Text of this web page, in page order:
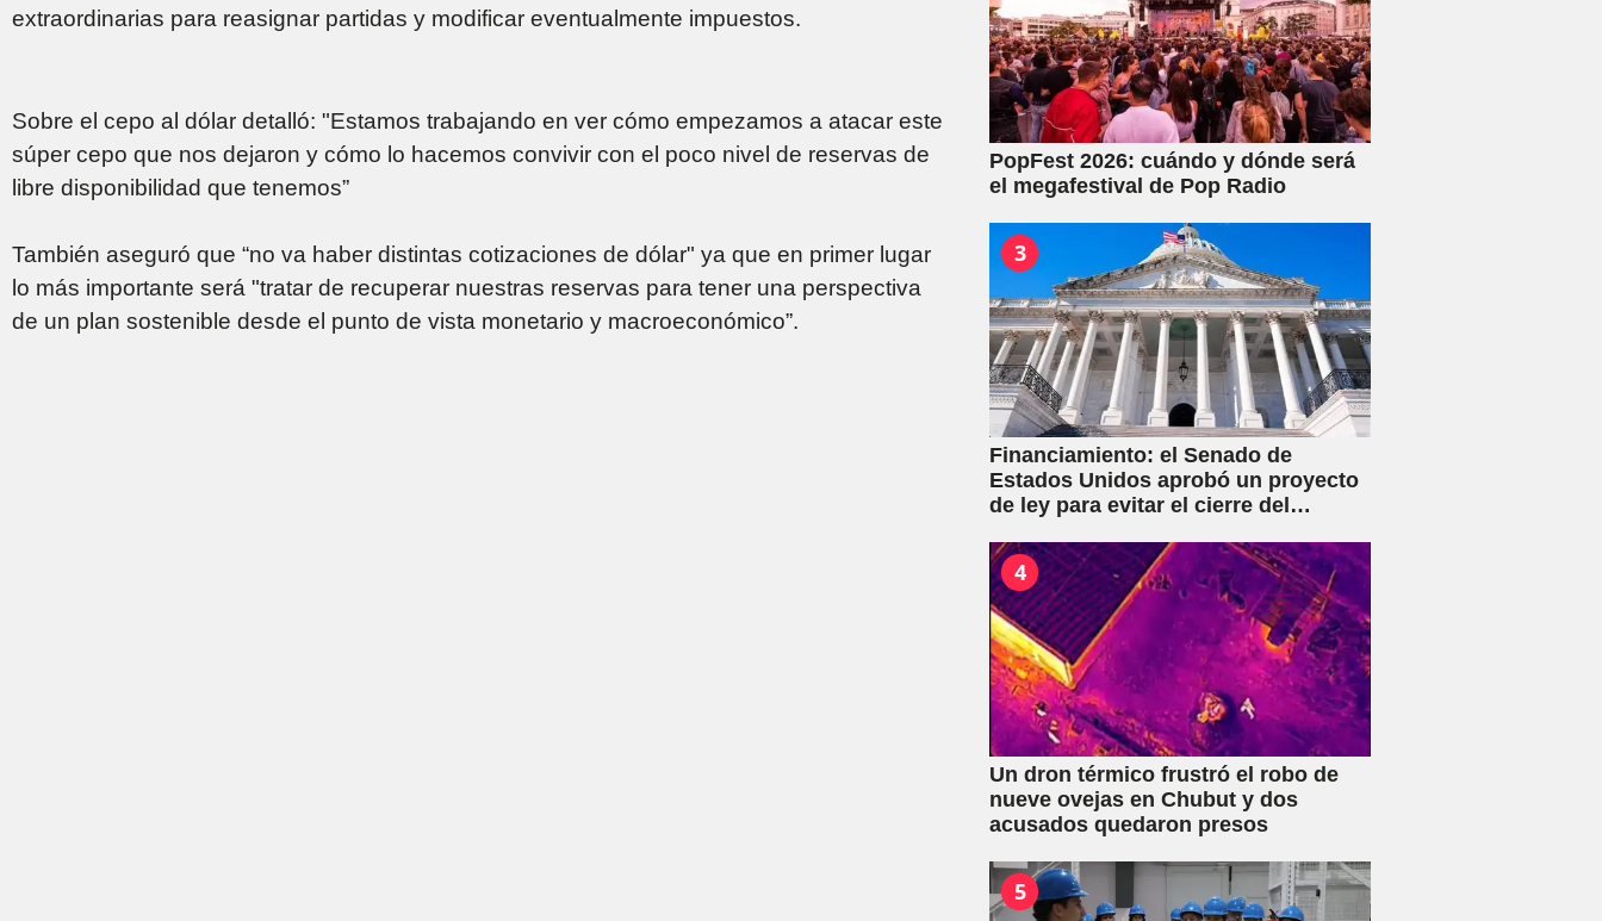
extraordinarias para reasignar partidas y modificar eventualmente impuestos.
Sobre el cepo al dólar detalló: "Estamos trabajando en ver cómo empezamos a atacar este
súper cepo que nos dejaron y cómo lo hacemos convivir con el poco nivel de reservas de
libre disponibilidad que tenemos”
También aseguró que “no va haber distintas cotizaciones de dólar" ya que en primer lugar
lo más importante será "tratar de recuperar nuestras reservas para tener una perspectiva
de un plan sostenible desde el punto de vista monetario y macroeconómico”.
PopFest 2026: cuándo y dónde será
el megafestival de Pop Radio
3
Financiamiento: el Senado de
Estados Unidos aprobó un proyecto
de ley para evitar el cierre del
4
Un dron térmico frustró el robo de
nueve ovejas en Chubut y dos
acusados quedaron presos
5